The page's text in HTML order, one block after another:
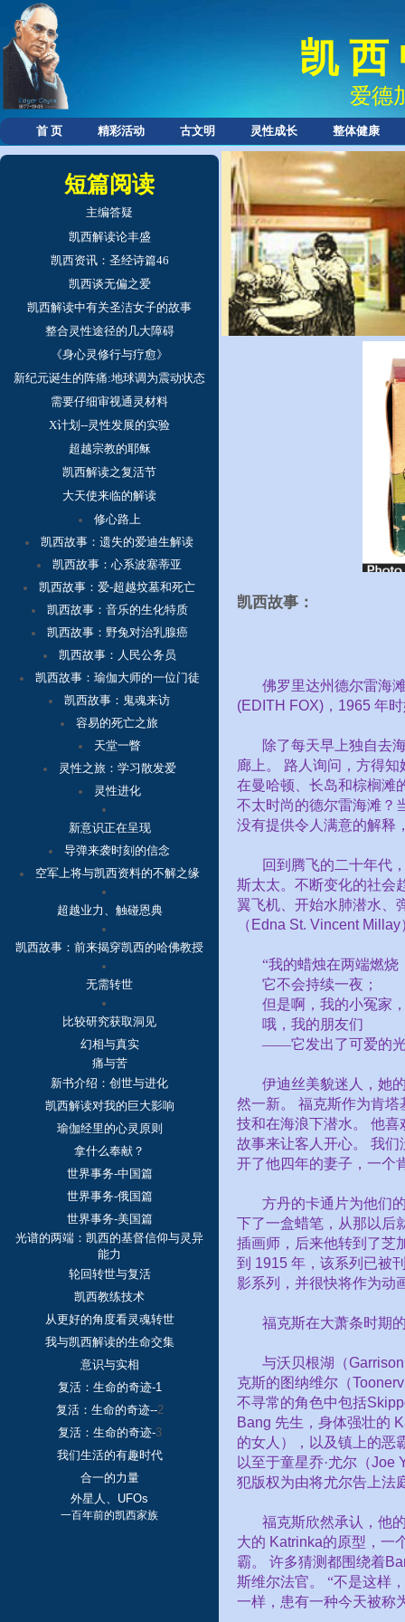
首 页 精彩活动 古文明 灵性成长 整体健康
凯 西
爱德
短篇阅读
主编答疑
凯西解读论丰盛
凯西资讯：圣经诗篇46
凯西谈无偏之爱
凯西解读中有关圣洁女子的故事
整合灵性途径的几大障碍
《身心灵修行与疗愈》
新纪元诞生的阵痛:地球调为震动状态
需要仔细审视通灵材料
X计划--灵性发展的实验
超越宗教的耶稣
凯西解读之复活节
大天使来临的解读
修心路上
凯西故事： 遗失的爱迪生解读
凯西故事：心系波塞蒂亚
凯西故事：爱-超越坟墓和死亡
凯西故事：音乐的生化特质
凯西故事：野兔对治乳腺癌
凯西故事：人民公务员
凯西故事：瑜伽大师的一位门徒
凯西故事：鬼魂来访
容易的死亡之旅
天堂一瞥
灵性之旅：学习散发爱
灵性进化
新意识正在呈现
导弹来袭时刻的信念
空军上将与凯西资料的不解之缘
超越业力、触碰恩典
凯西故事： 前来揭穿凯西的哈佛教授
无需转世
比较研究获取洞见
幻相与真实
痛与苦
新书介绍：创世与进化
凯西解读对我的巨大影响
瑜伽经里的心灵原则
拿什么奉献？
世界事务-中国篇
世界事务-俄国篇
世界事务-美国篇
光谱的两端：凯西的基督信仰与灵异
能力
轮回转世与复活
凯西教练技术
从更好的角度看灵魂转世
我与凯西解读的生命交集
意识与实相
复活：生命的奇迹-1
复活：生命的奇迹--2
复活：生命的奇迹-3
我们生活的有趣时代
合一的力量
外星人、UFOs
一百年前的凯西家族
凯西故事：
佛罗里达州德尔雷海
(EDITH FOX) ， 1965 年
除了每天早上独自去
廊上。
路人询问，方得知
在曼哈顿、长岛和棕榈滩
不太时尚的德尔雷海滩？
没有提供令人满意的解释
回到腾飞的二十年代
斯太太。不断变化的社会
翼飞机、开始水肺潜水、
（ Edna St. Vincent Millay
“我的蜡烛在两端燃烧
它不会持续一夜；
但是啊，我的小冤家
哦，我的朋友们
——它发出了可爱的
伊迪丝美貌迷人，她
然一新。
福克斯作为肯塔
技和在海浪下潜水。
他喜
故事来让客人开心。
我们
开了他四年的妻子，一个
方丹的卡通片为他们
下了一盒蜡笔，从那以后
插画师，后来他转到了芝
到 1915 年，该系列已被
影系列，并很快将作为动
福克斯在大萧条时期
与沃贝根湖（
克斯的图纳维尔（
不寻常的角色中包括
Bang 先生，身体强壮的
的女人），以及镇上的恶
以至于童星乔·尤尔（Joe
犯版权为由将尤尔告上法
福克斯欣然承认，他
大的 Katrinka的原型，一
霸。
许多猜测都围绕着
斯维尔法官。
“不是这样
一样，患有一种今天被称